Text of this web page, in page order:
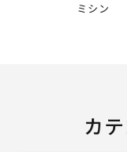
ミシン
カ